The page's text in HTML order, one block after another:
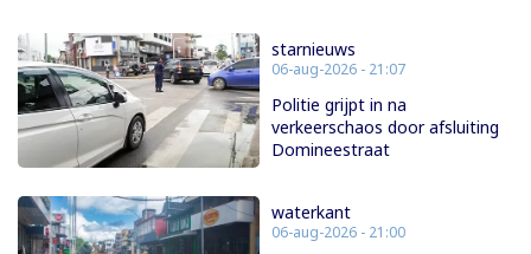
starnieuws
06-aug-2026 - 21:07
Politie grijpt in na
verkeerschaos door afsluiting
Domineestraat
waterkant
06-aug-2026 - 21:00